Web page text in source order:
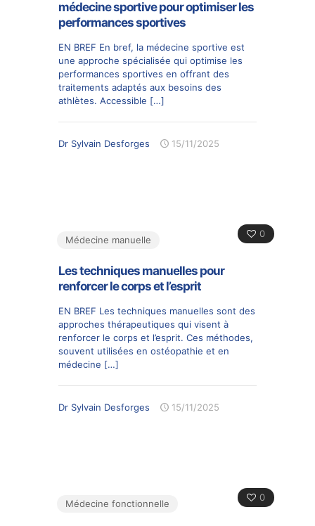
médecine sportive pour optimiser les
performances sportives
EN BREF En bref, la médecine sportive est
une approche spécialisée qui optimise les
performances sportives en offrant des
traitements adaptés aux besoins des
athlètes. Accessible […]
Dr Sylvain Desforges 15/11/2025
0
Médecine manuelle
Les techniques manuelles pour
renforcer le corps et l’esprit
EN BREF Les techniques manuelles sont des
approches thérapeutiques qui visent à
renforcer le corps et l’esprit. Ces méthodes,
souvent utilisées en ostéopathie et en
médecine […]
Dr Sylvain Desforges 15/11/2025
0
Médecine fonctionnelle